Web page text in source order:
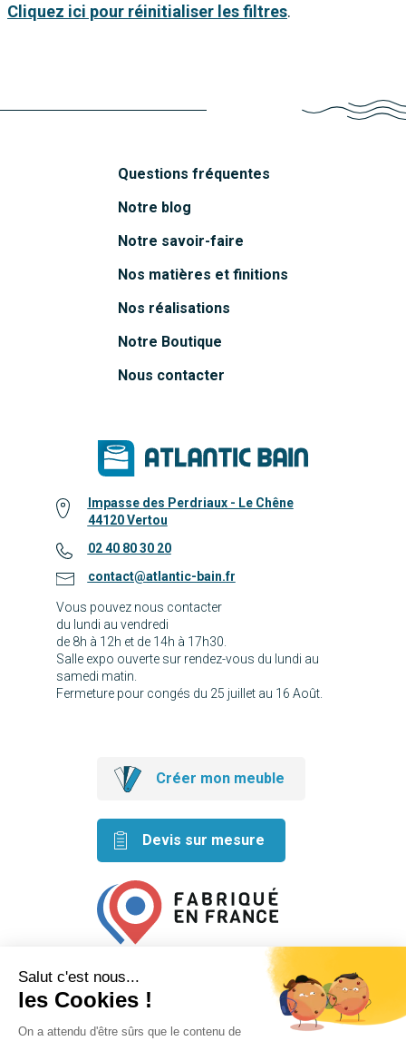
Cliquez ici pour réinitialiser les filtres.
Questions fréquentes
Notre blog
Notre savoir-faire
Nos matières et finitions
Nos réalisations
Notre Boutique
Nous contacter
Impasse des Perdriaux - Le Chêne
44120 Vertou
02 40 80 30 20
contact@atlantic-bain.fr
Vous pouvez nous contacter
du lundi au vendredi
de 8h à 12h et de 14h à 17h30.
Salle expo ouverte sur rendez-vous du lundi au
samedi matin.
Fermeture pour congés du 25 juillet au 16 Août.
Créer mon meuble
Devis sur mesure
Retrouvez nos idées créatives
sur les réseaux